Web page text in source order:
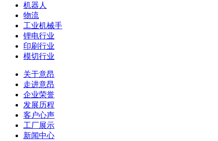
机器人
物流
工业机械手
锂电行业
印刷行业
模切行业
关于意昂
走进意昂
企业荣誉
发展历程
客户心声
工厂展示
新闻中心